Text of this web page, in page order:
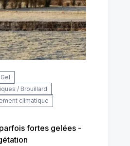
/ Brouillard
climatique
fortes gelées -